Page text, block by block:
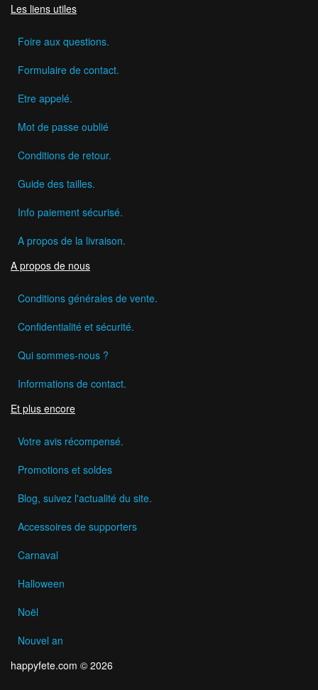
Les liens utiles
Foire aux questions.
Formulaire de contact.
Etre appelé.
Mot de passe oublié
Conditions de retour.
Guide des tailles.
Info paiement sécurisé.
A propos de la livraison.
A propos de nous
Conditions générales de vente.
Confidentialité et sécurité.
Qui sommes-nous ?
Informations de contact.
Et plus encore
Votre avis récompensé.
Promotions et soldes
Blog, suivez l'actualité du site.
Accessoires de supporters
Carnaval
Halloween
Noël
Nouvel an
happyfete.com © 2026